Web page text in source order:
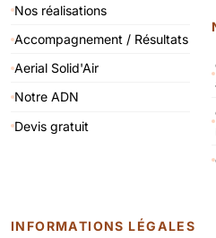
Nos réalisations
Accompagnement / Résultats
Aerial Solid'Air
Notre ADN
Devis gratuit
INFORMATIONS LÉGALES